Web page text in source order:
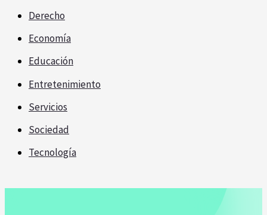
Derecho
Economía
Educación
Entretenimiento
Servicios
Sociedad
Tecnología